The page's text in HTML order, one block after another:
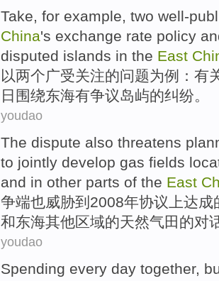
Take, for example, two well-
China's exchange rate policy
disputed islands in the East
以两个广受关注的问题为例
：有
日 围绕东海有争议岛屿的纠纷。
youdao
The dispute also threatens
to jointly develop gas fields
and in other parts of the East
争端也威胁到 2008年协议 上达成
和东海其他区域的天然气田 的对
youdao
Spending every day together,